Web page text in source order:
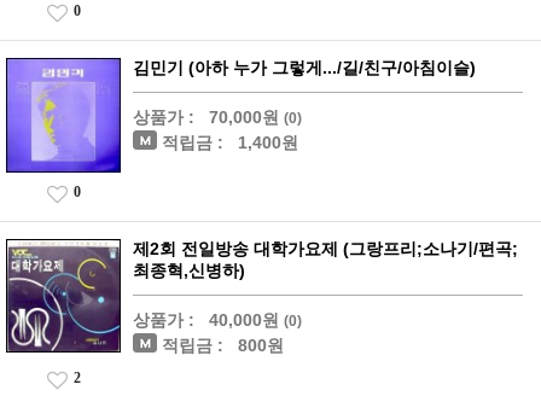
0
김민기 (아하 누가 그렇게.../길/친구/아침이슬)
상품가 : 70,000원 (0)
적립금 : 1,400원
0
제2회 전일방송 대학가요제 (그랑프리;소나기/편곡;
최종혁,신병하)
상품가 : 40,000원 (0)
적립금 : 800원
2